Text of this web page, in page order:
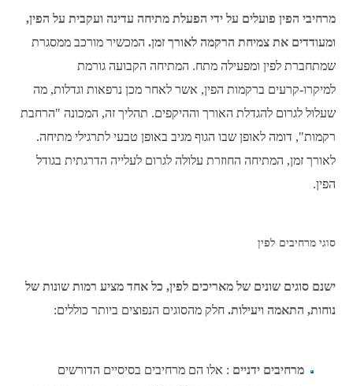
מרחיבי הפין פועלים על ידי הפעלת מתיחה עדינה ועקבית על הפין,
ומעודדים את צמיחת הרקמה לאורך זמן. המכשיר מורכב ממסגרת
שמתחברת לפין ומפעילה מתח. המתיחה הקבועה גורמת
למיקרו-קרעים ברקמות הפין, אשר לאחר מכן נרפאות וגדלות, מה
שעלול לגרום להגדלת האורך וההיקפים. תהליך זה, המכונה "הרחבת
רקמות", דומה לאופן שבו הגוף מגיב באופן טבעי לתרגילי מתיחה.
לאורך זמן, המתיחה החוזרת עלולה לגרום לעלייה הדרגתית בגודל
הפין.
סוגי מרחיבים לפין
ישנם סוגים שונים של מאריכים לפין, כל אחד מציע רמות שונות של
נוחות, התאמה ויעילות. חלק מהסוגים הנפוצים ביותר כוללים:
מרחיבים ידניים : אלו הם מרחיבים בסיסיים הדורשים